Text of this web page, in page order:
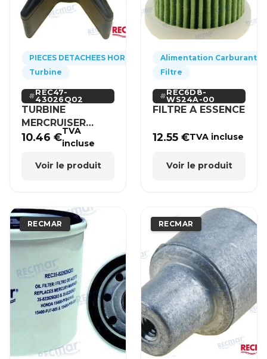
PIECES DETACHEES HORS-BORD
Turbine
REC47-
43026Q02
TURBINE
MERCRUISER
MERCURY BRP
10.46€TVA
incluse
Voir le produit
Alimentation Carburant
Filtre
REC6D8-
WS24A-00
FILTRE A ESSENCE
12.55€TVA incluse
Voir le produit
RECMAR RECMAR